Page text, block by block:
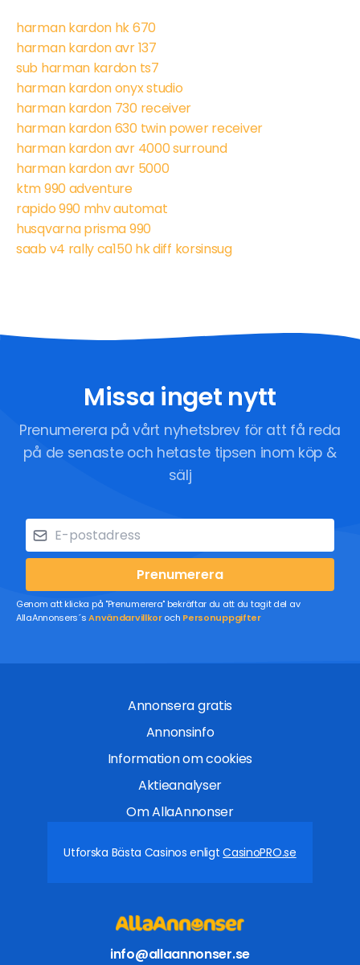
harman kardon hk 670
harman kardon avr 137
sub harman kardon ts7
harman kardon onyx studio
harman kardon 730 receiver
harman kardon 630 twin power receiver
harman kardon avr 4000 surround
harman kardon avr 5000
ktm 990 adventure
rapido 990 mhv automat
husqvarna prisma 990
saab v4 rally ca150 hk diff korsinsug
Missa inget nytt
Prenumerera på vårt nyhetsbrev för att få reda
på de senaste och hetaste tipsen inom köp &
sälj
Prenumerera
Genom att klicka på "Prenumerera" bekräftar du att du tagit del av
AllaAnnonsers´sAnvändarvillkoroch Personuppgifter
Annonsera gratis
Annonsinfo
Information om cookies
Aktieanalyser
Om AllaAnnonser
Utforska Bästa Casinos enligtCasinoPRO.se
info@allaannonser.se